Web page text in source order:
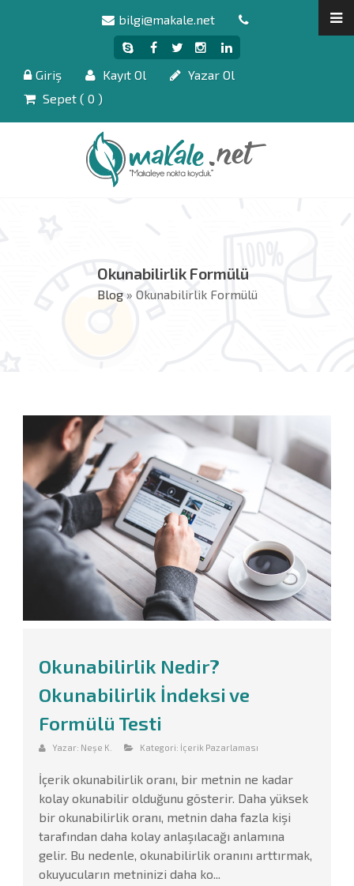
bilgi@makale.net
Giriş Kayıt Ol
Yazar Ol
Sepet ( 0 )
Okunabilirlik Formülü
Blog» Okunabilirlik Formülü
Okunabilirlik Nedir?
Okunabilirlik İndeksi ve
Formülü Testi
Yazar: Neşe K. Kategori: İçerik Pazarlaması
İçerik okunabilirlik oranı, bir metnin ne kadar
kolay okunabilir olduğunu gösterir. Daha yüksek
bir okunabilirlik oranı, metnin daha fazla kişi
tarafından daha kolay anlaşılacağı anlamına
gelir. Bu nedenle, okunabilirlik oranını arttırmak,
okuyucuların metninizi daha ko...